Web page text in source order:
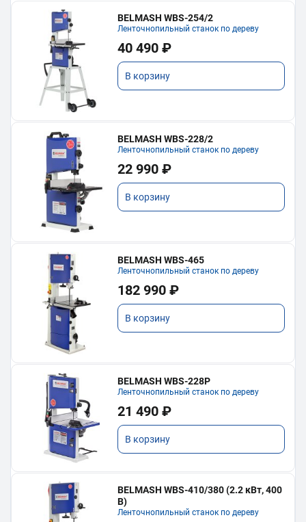
BELMASH WBS-254/2
Ленточнопильный станок по дереву
40 490 ₽
В корзину
BELMASH WBS-228/2
Ленточнопильный станок по дереву
22 990 ₽
В корзину
BELMASH WBS-465
Ленточнопильный станок по дереву
182 990 ₽
В корзину
BELMASH WBS-228P
Ленточнопильный станок по дереву
21 490 ₽
В корзину
BELMASH WBS-410/380 (2.2 кВт, 400
В)
Ленточнопильный станок по дереву